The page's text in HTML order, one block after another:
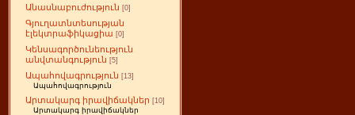
Անասնաբուժություն [0]
Գյուղատնտեսության
էլեկտրաֆիկացիա [0]
Կենսագործունեություն
անվտանգություն [5]
Ապահովագրություն [13]
Ապահովագրություն
Արտակարգ իրավիճակներ [10]
Արտակարգ իրավիճակներ